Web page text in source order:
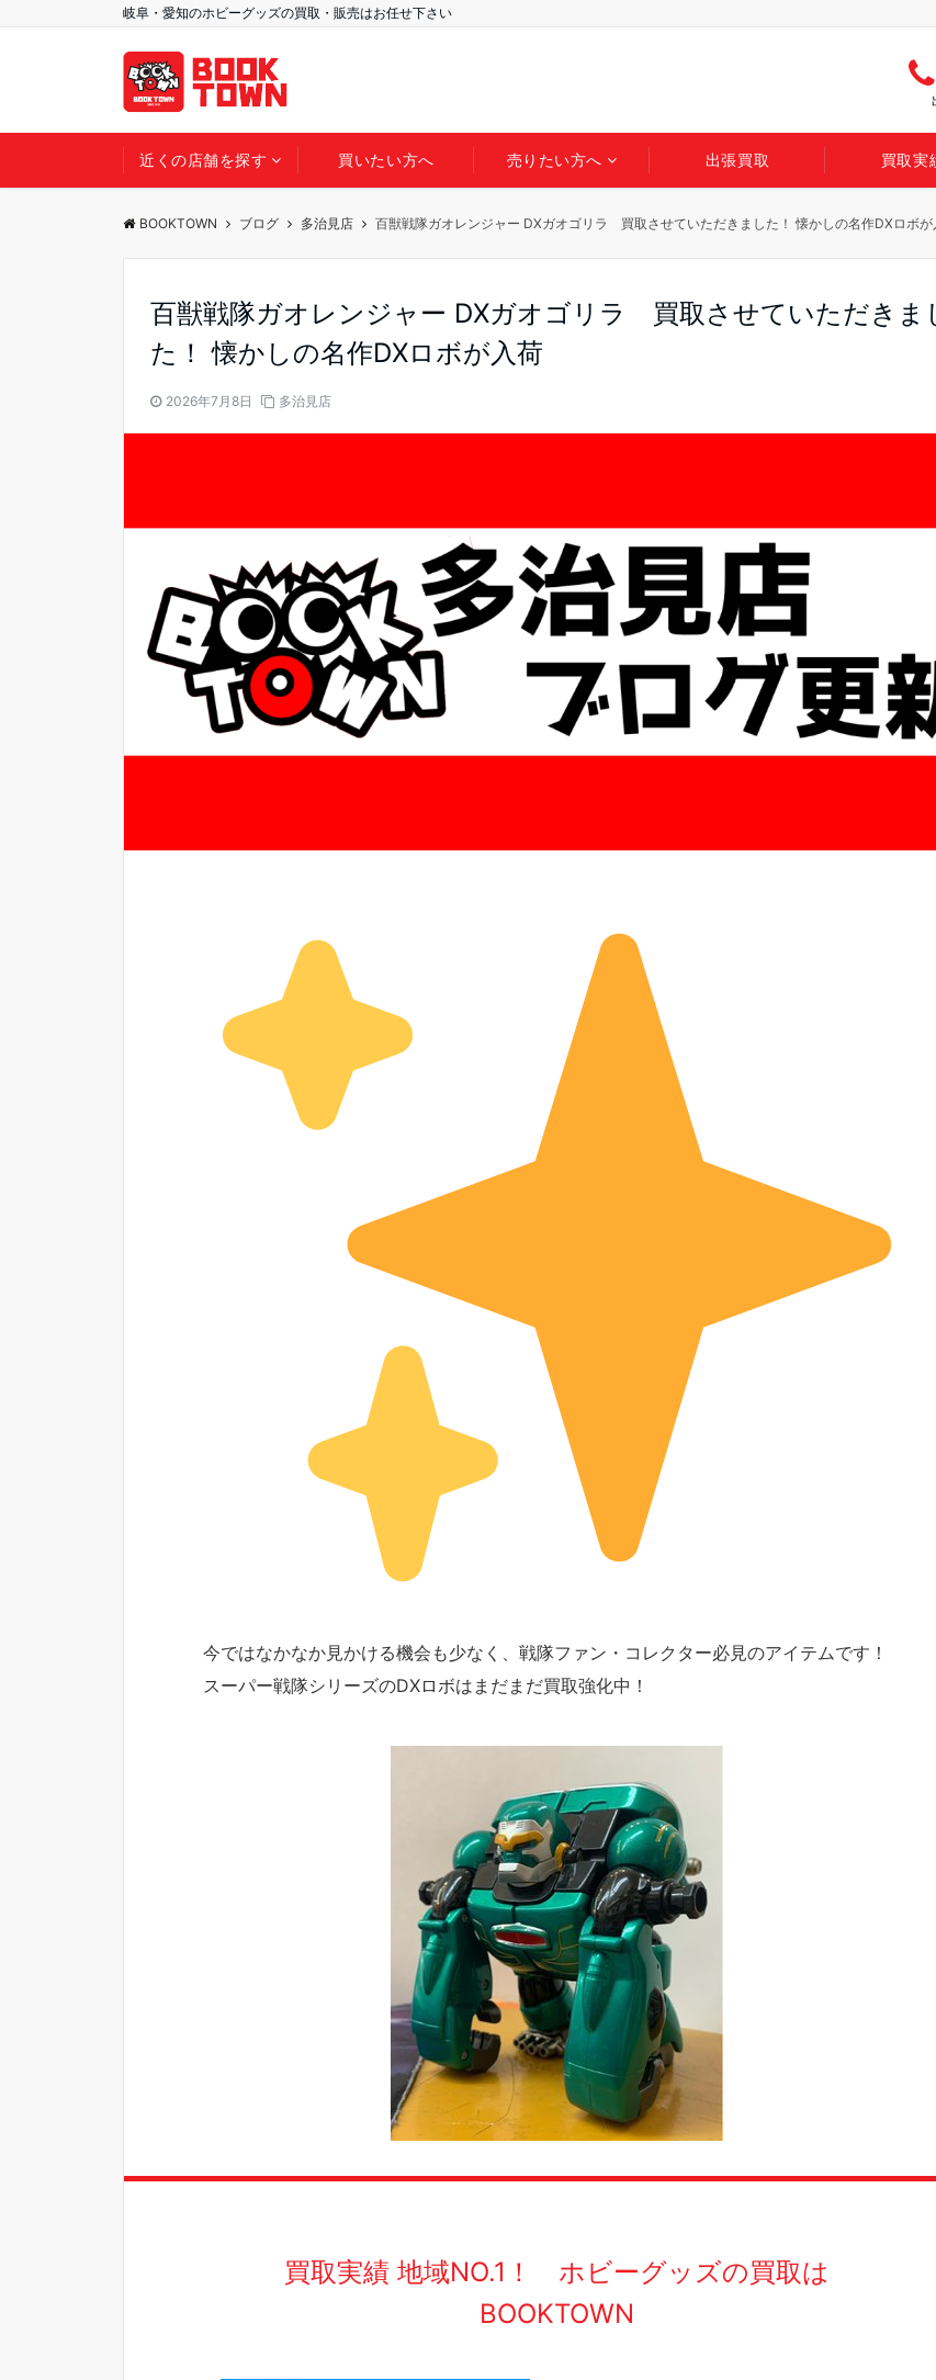
岐阜・愛知のホビーグッズの買取・販売はお任せ下さい
近くの店舗を探す 買いたい方へ 売りたい方へ 出張買取 買取実
BOOKTOWN ブログ 多治見店 百獣戦隊ガオレンジャー DXガオゴリラ 買取させていただきました！ 懐かしの名作DXロボが
百獣戦隊ガオレンジャー DXガオゴリラ 買取させていただきま
た！ 懐かしの名作DXロボが入荷
2026年7月8日 多治見店
今ではなかなか見かける機会も少なく、戦隊ファン・コレクター必見のアイテムです！
スーパー戦隊シリーズのDXロボはまだまだ買取強化中！
買取実績 地域NO.1！ ホビーグッズの買取は
BOOKTOWN